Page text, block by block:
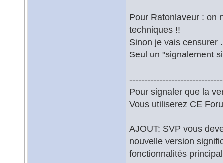
Pour Ratonlaveur : on
techniques !!
Sinon je vais censurer
Seul un "signalement
Pour signaler que la
Vous utiliserez CE
AJOUT: SVP vous
nouvelle version
fonctionnalités